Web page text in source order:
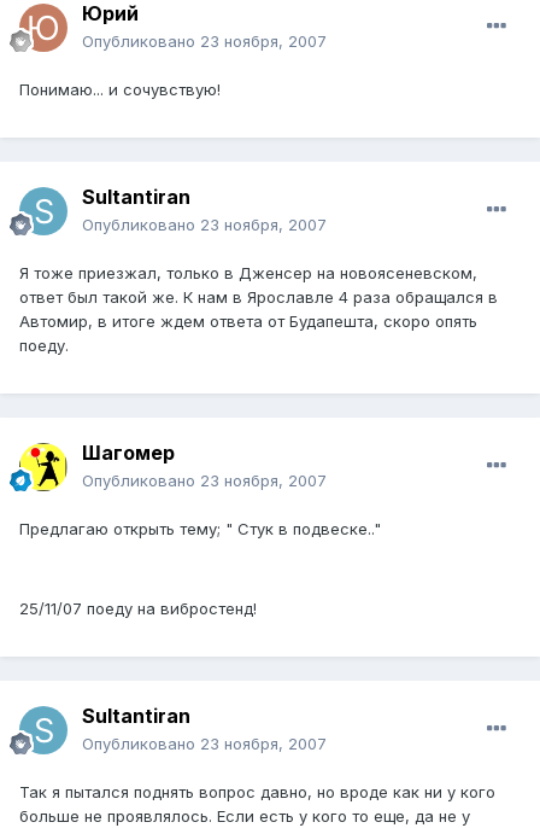
Юрий
Опубликовано 23 ноября, 2007
Понимаю... и сочувствую!
Sultantiran
Опубликовано 23 ноября, 2007
Я тоже приезжал, только в Дженсер на новоясеневском,
ответ был такой же. К нам в Ярославле 4 раза обращался в
Автомир, в итоге ждем ответа от Будапешта, скоро опять
поеду.
Шагомер
Опубликовано 23 ноября, 2007
Предлагаю открыть тему; " Стук в подвеске.."
25/11/07 поеду на вибростенд!
Sultantiran
Опубликовано 23 ноября, 2007
Так я пытался поднять вопрос давно, но вроде как ни у кого
больше не проявлялось. Если есть у кого то еще, да не у